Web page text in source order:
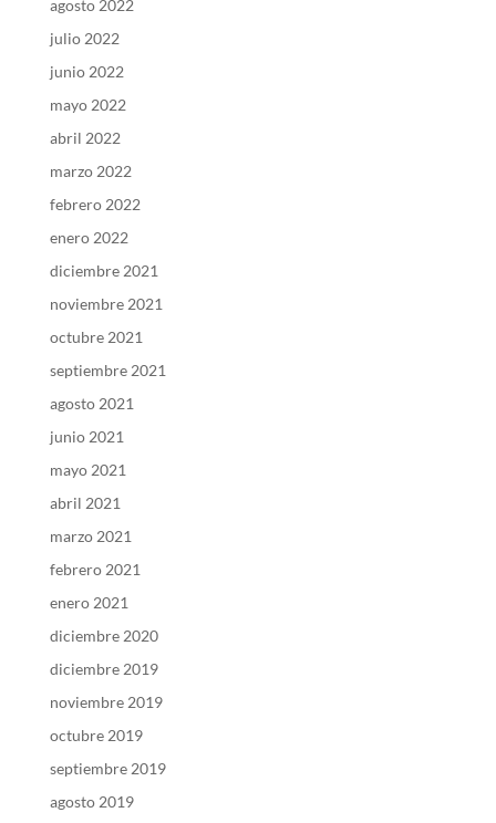
agosto 2022
julio 2022
junio 2022
mayo 2022
abril 2022
marzo 2022
febrero 2022
enero 2022
diciembre 2021
noviembre 2021
octubre 2021
septiembre 2021
agosto 2021
junio 2021
mayo 2021
abril 2021
marzo 2021
febrero 2021
enero 2021
diciembre 2020
diciembre 2019
noviembre 2019
octubre 2019
septiembre 2019
agosto 2019